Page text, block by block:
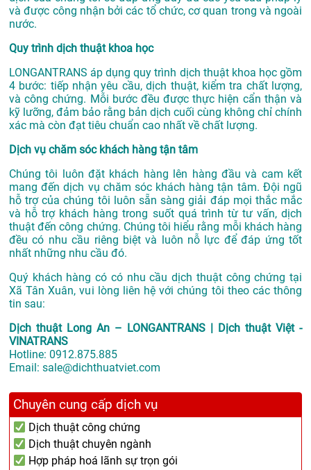
và được công nhận bởi các tổ chức, cơ quan trong và ngoài
nước.
Quy trình dịch thuật khoa học
LONGANTRANS áp dụng quy trình dịch thuật khoa học gồm
4 bước: tiếp nhận yêu cầu, dịch thuật, kiểm tra chất lượng,
và công chứng. Mỗi bước đều được thực hiện cẩn thận và
kỹ lưỡng, đảm bảo rằng bản dịch cuối cùng không chỉ chính
xác mà còn đạt tiêu chuẩn cao nhất về chất lượng.
Dịch vụ chăm sóc khách hàng tận tâm
Chúng tôi luôn đặt khách hàng lên hàng đầu và cam kết
mang đến dịch vụ chăm sóc khách hàng tận tâm. Đội ngũ
hỗ trợ của chúng tôi luôn sẵn sàng giải đáp mọi thắc mắc
và hỗ trợ khách hàng trong suốt quá trình từ tư vấn, dịch
thuật đến công chứng. Chúng tôi hiểu rằng mỗi khách hàng
đều có nhu cầu riêng biệt và luôn nỗ lực để đáp ứng tốt
nhất những nhu cầu đó.
Quý khách hàng có có nhu cầu dịch thuật công chứng tại
Xã Tân Xuân, vui lòng liên hệ với chúng tôi theo các thông
tin sau:
Dịch thuật Long An – LONGANTRANS | Dịch thuật Việt -
VINATRANS
Hotline: 0912.875.885
Email: sale@dichthuatviet.com
Chuyên cung cấp dịch vụ
Dịch thuật công chứng
Dịch thuật chuyên ngành
Hợp pháp hoá lãnh sự trọn gói